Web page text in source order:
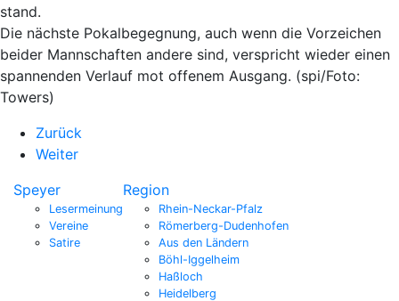
stand.
Die nächste Pokalbegegnung, auch wenn die Vorzeichen
beider Mannschaften andere sind, verspricht wieder einen
spannenden Verlauf mot offenem Ausgang. (spi/Foto:
Towers)
Zurück
Weiter
Speyer
Lesermeinung
Vereine
Satire
Region
Rhein-Neckar-Pfalz
Römerberg-Dudenhofen
Aus den Ländern
Böhl-Iggelheim
Haßloch
Heidelberg